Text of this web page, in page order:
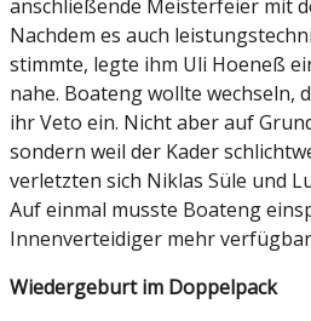
anschließende Meisterfeier mit
Nachdem es auch
stimmte, legte ihm Uli Hoeneß
nahe. Boateng wollte wechseln,
ihr Veto ein. Nicht aber auf
sondern weil der Kader
verletzten sich Niklas Süle und
Auf einmal musste Boateng
Innenverteidiger mehr
Wiedergeburt im Doppelpack